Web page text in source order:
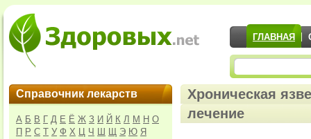
ГЛАВНАЯ
Справочник лекарств
А Б В Г Д Е Ё Ж З И Й К Л М Н О
П Р С Т У Ф Х Ц Ч Ш Щ Э Ю Я
Хроническая
лечение